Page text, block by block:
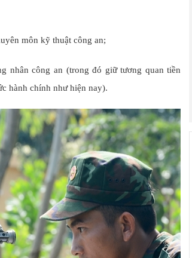
môn kỹ thuật công an;
nhân công an (trong đó giữ tương quan tiền
hành chính như hiện nay).